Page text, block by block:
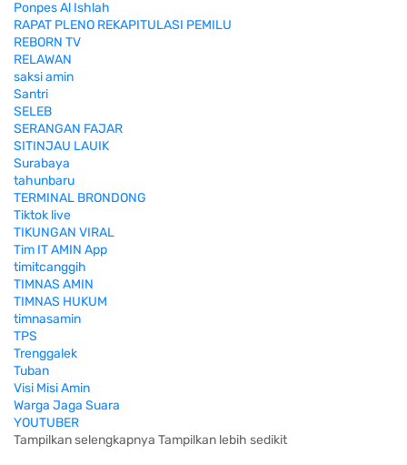
Ponpes Al Ishlah
RAPAT PLENO REKAPITULASI PEMILU
REBORN TV
RELAWAN
saksi amin
Santri
SELEB
SERANGAN FAJAR
SITINJAU LAUIK
Surabaya
tahunbaru
TERMINAL BRONDONG
Tiktok live
TIKUNGAN VIRAL
Tim IT AMIN App
timitcanggih
TIMNAS AMIN
TIMNAS HUKUM
timnasamin
TPS
Trenggalek
Tuban
Visi Misi Amin
Warga Jaga Suara
YOUTUBER
Tampilkan selengkapnya Tampilkan lebih sedikit